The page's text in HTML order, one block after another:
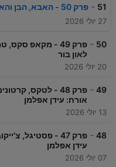
51
- פרק 50 - האבא, הבן והאונליפנס - אורח: לאון בור
27 יולי 2026
50
-
פרק 49 - מקאפ
לאון בור
20 יולי 2026
49
-
פרק 48 - לטקס,
אורח: עידן אפלמן
13 יולי 2026
48
-
עידן אפלמן
07 יולי 2026